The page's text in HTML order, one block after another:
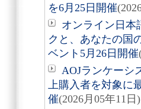
を6月25日開催
オンライン日本
クと、あなたの国
ベント5月26日開催
AOJランケーシ
上購入者を対象に
催(2026月05年11日)